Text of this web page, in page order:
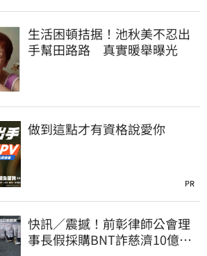
生活困頓拮据！池秋美不忍出
手幫田路路 真實暖舉曝光
做到這點才有資格說愛你
PR
快訊／震撼！前彰律師公會理
事長假採購BNT詐慈濟10億、